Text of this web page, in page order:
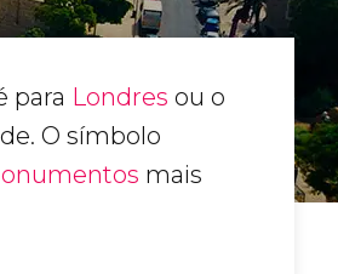
para Londres ou o
O símbolo
mais